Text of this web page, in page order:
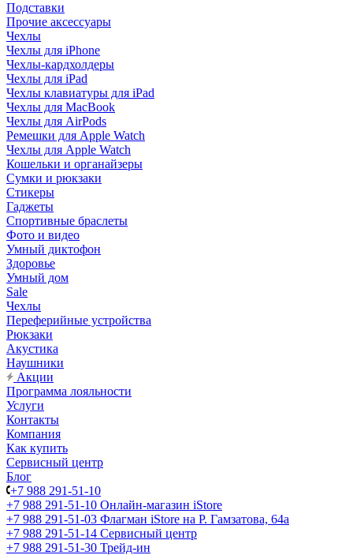
Подставки
Прочие аксессуары
Чехлы
Чехлы для iPhone
Чехлы-кардхолдеры
Чехлы для iPad
Чехлы клавиатуры для iPad
Чехлы для MacBook
Чехлы для AirPods
Ремешки для Apple Watch
Чехлы для Apple Watch
Кошельки и органайзеры
Сумки и рюкзаки
Стикеры
Гаджеты
Спортивные браслеты
Фото и видео
Умный диктофон
Здоровье
Умный дом
Sale
Чехлы
Переферийные устройства
Рюкзаки
Акустика
Наушники
Акции
Программа лояльности
Услуги
Контакты
Компания
Как купить
Сервисный центр
Блог
+7 988 291-51-10
+7 988 291-51-10 Онлайн-магазин iStore
+7 988 291-51-03 Флагман iStore на Р. Гамзатова, 64а
+7 988 291-51-14 Сервисный центр
+7 988 291-51-30 Трейд-ин